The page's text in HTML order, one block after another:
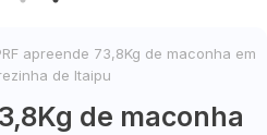
apreende 73,8Kg de maconha em
de Itaipu
de maconha